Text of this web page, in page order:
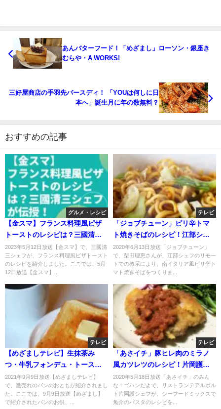
あんバターフード！「めざまし」ローソン・銀座き
むらや・A WORKS!
三好屋商店の手羽先バースディ！ 「YOUは何しに日
本へ」誕生月に年の数無料？
おすすめの記事
グルメ・レシピ
【金スマ】フランス料理風ピザ
トーストのレシピは？三國清三
シェフが伝授！
2023年5月12日放送【金スマ】で、三國清
三シェフが、フランス料理風ピザトースト
のレシピを紹介しました。ここでは、5月
12日放送【金スマ】...
テレビ
「ジョブチューン」ピリ辛トマ
ト焼きそばのレシピ！江部シェ
フのおうちごはん！
2020年6月13日放送「ジョブチューン」
で、柴田理恵さんが、江部シェフのリモー
トでの教示により、南イタリア風ピリ辛ト
マト焼きそばをつくりま...
テレビ
【めざましテレビ】生抹茶み
つ・牛乳フォンデュ・トースト
にかけて食べるこんぶお取り寄
せ！9月9日
2021年9月9日放送【めざましテレビ】
で、激売れのパンのおともが紹介されまし
た。ここでは、9月9日放送【めざまし】
で紹介されたパンのお供、...
テレビ
「あさイチ」豚ヒレ肉のミラノ
風カツレツのレシピ！片岡護シ
ェフが伝授！
2020年5月18日放送「あさイチ」のみん
な！ゴハンだよで、リストランテアルポル
ト片岡護シェフが、シーフードミックスで
魚介のパスタのレシピを...